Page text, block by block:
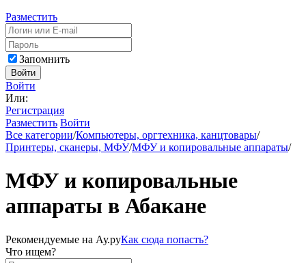
Разместить
Запомнить
Войти
Войти
Или:
Регистрация
Разместить Войти
Все категории/Компьютеры, оргтехника, канцтовары/
Принтеры, сканеры, МФУ/МФУ и копировальные аппараты/
МФУ и копировальные
аппараты в Абакане
Рекомендуемые на Ау.руКак сюда попасть?
Что ищем?